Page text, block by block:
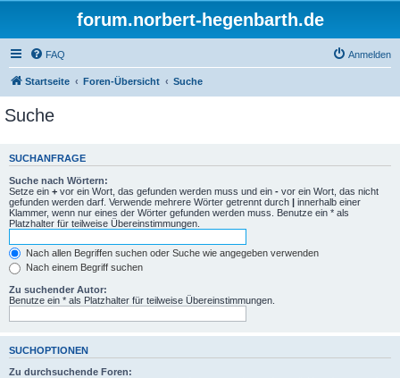
forum.norbert-hegenbarth.de
FAQ Anmelden
Startseite Foren-Übersicht Suche
Suche
SUCHANFRAGE
Suche nach Wörtern:
Setze ein + vor ein Wort, das gefunden werden muss und ein - vor ein Wort, das nicht
gefunden werden darf. Verwende mehrere Wörter getrennt durch | innerhalb einer
Klammer, wenn nur eines der Wörter gefunden werden muss. Benutze ein * als
Platzhalter für teilweise Übereinstimmungen.
Nach allen Begriffen suchen oder Suche wie angegeben verwenden
Nach einem Begriff suchen
Zu suchender Autor:
Benutze ein * als Platzhalter für teilweise Übereinstimmungen.
SUCHOPTIONEN
Zu durchsuchende Foren: